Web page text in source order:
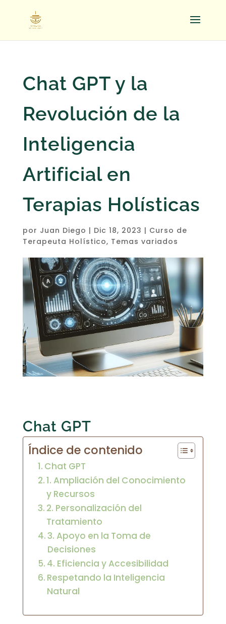
Chat GPT y la
Revolución de la
Inteligencia
Artificial en
Terapias Holísticas
por Juan Diego | Dic 18, 2023 | Curso de
Terapeuta Holístico, Temas variados
Chat GPT
Índice de contenido
Chat GPT
1. Ampliación del Conocimiento
y Recursos
2. Personalización del
Tratamiento
3. Apoyo en la Toma de
Decisiones
4. Eficiencia y Accesibilidad
Respetando la Inteligencia
Natural